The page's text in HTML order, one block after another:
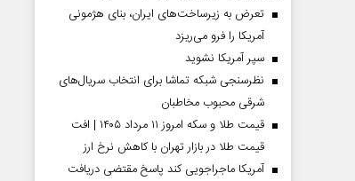
تعرض به زیرساخت‌های ایران، بنای هژمونی
آمریکا را فرو می‌ریزد
سپر آمریکا نشوید
نظرسنجی شبکه تماشا برای انتخاب سریال‌های
شرقی محبوب مخاطبان
قیمت طلا و سکه امروز ۱۱ مرداد ۱۴۰۵ | افت
قیمت طلا در بازار تهران با کاهش نرخ ارز
آمریکا ماجراجویی کند پاسخ مقتضی دریافت